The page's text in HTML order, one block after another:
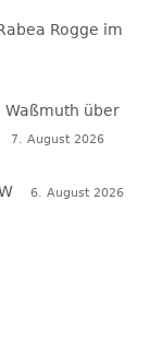
Rogge im
über
7. August 2026
6. August 2026